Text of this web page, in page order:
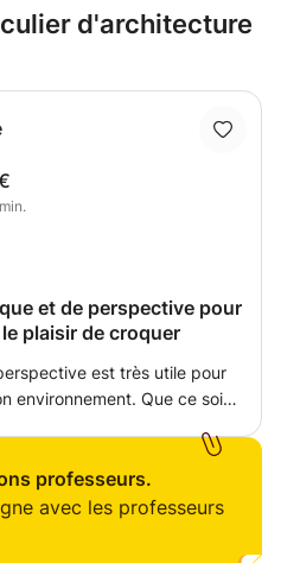
d'architecture
et de perspective pour
plaisir de croquer
est très utile pour
environnement. Que ce soit
ou deux points ou bien pour
section. Coûte que coûte,
vos aises à représenter
professeurs.
avec les professeurs